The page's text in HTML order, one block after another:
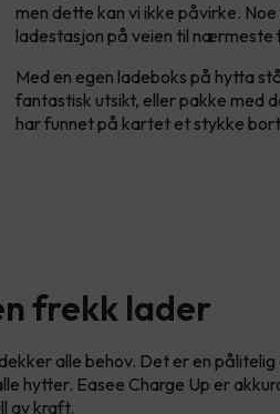
men dette kan vi ikke påvirke.
ladestasjon på veien til nærmeste
Med en egen ladeboks på hytta
fantastisk utsikt, eller pakke med
har funnet på kartet et stykke
frekk lader
alle behov. Det er en pålitelig
hytter. Easee Charge Up er
av kraft.